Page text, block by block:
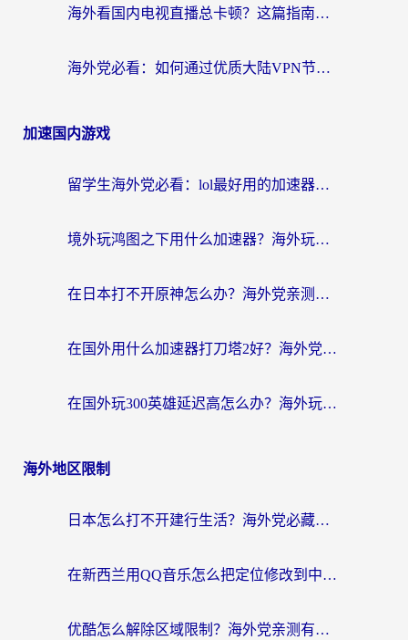
海外看国内电视直播总卡顿？这篇指南教你选对回国加速器，无缝追剧不发愁
海外党必看：如何通过优质大陆VPN节点无缝访问国内资源？
加速国内游戏
留学生海外党必看：lol最好用的加速器怎么选？附一梦江湖、神鬼传奇加速攻略
境外玩鸿图之下用什么加速器？海外玩家必看的国服游戏加速全攻略
在日本打不开原神怎么办？海外党亲测有效的国服游戏加速指南
在国外用什么加速器打刀塔2好？海外党国服游戏加速避坑指南
在国外玩300英雄延迟高怎么办？海外玩家亲测有效的加速器选择指南
海外地区限制
日本怎么打不开建行生活？海外党必藏的回国加速指南（含丹麦国外影音问题破解）
在新西兰用QQ音乐怎么把定位修改到中国国内？海外党听歌追剧的实用指南
优酷怎么解除区域限制？海外党亲测有效的回国加速器选择指南